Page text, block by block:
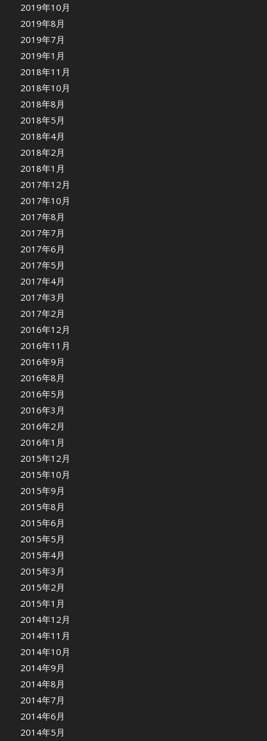
2019年10月
2019年8月
2019年7月
2019年1月
2018年11月
2018年10月
2018年8月
2018年5月
2018年4月
2018年2月
2018年1月
2017年12月
2017年10月
2017年8月
2017年7月
2017年6月
2017年5月
2017年4月
2017年3月
2017年2月
2016年12月
2016年11月
2016年9月
2016年8月
2016年5月
2016年3月
2016年2月
2016年1月
2015年12月
2015年10月
2015年9月
2015年8月
2015年6月
2015年5月
2015年4月
2015年3月
2015年2月
2015年1月
2014年12月
2014年11月
2014年10月
2014年9月
2014年8月
2014年7月
2014年6月
2014年5月